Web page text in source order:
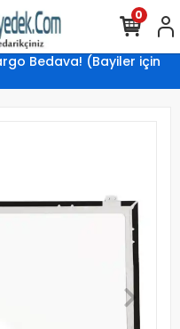
Bedava! (Bayiler için
0